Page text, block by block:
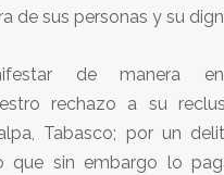
de sus personas y su
de manera
rechazo a su
Tabasco; por un
que sin embargo lo